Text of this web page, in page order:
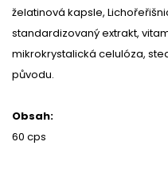
želatinová kapsle,
standardizovaný extrakt,
mikrokrystalická celulóza,
původu.
Obsah:
60 cps